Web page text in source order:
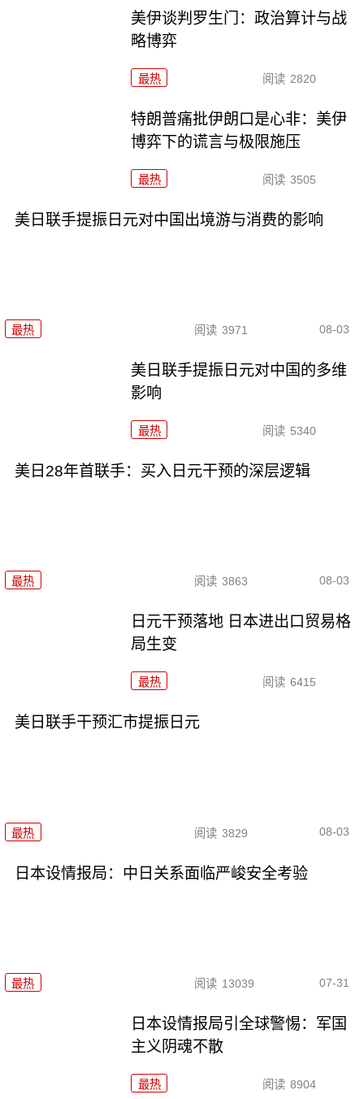
美伊谈判罗生门：政治算计与战
略博弈
最热 阅读 2820
特朗普痛批伊朗口是心非：美伊
博弈下的谎言与极限施压
最热 阅读 3505
美日联手提振日元对中国出境游与消费的影响
最热 阅读 3971 08-03
美日联手提振日元对中国的多维
影响
最热 阅读 5340
美日28年首联手：买入日元干预的深层逻辑
最热 阅读 3863 08-03
日元干预落地 日本进出口贸易格
局生变
最热 阅读 6415
美日联手干预汇市提振日元
最热 阅读 3829 08-03
日本设情报局：中日关系面临严峻安全考验
最热 阅读 13039 07-31
日本设情报局引全球警惕：军国
主义阴魂不散
最热 阅读 8904